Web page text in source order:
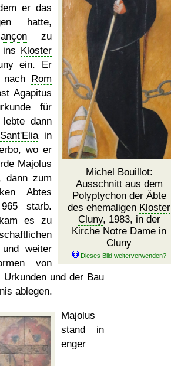
Michel Bouillot:
Ausschnitt aus dem
Polyptychon der Äbte
des ehemaligen Kloster
Cluny, 1983, in der
Kirche Notre Dame in
Cluny
er das
hatte,
zu
Kloster
ein. Er
Rom
Agapitus
für
dann
Sant'Eliain
wo er
Majolus
dann zum
Abtes
starb.
es zu
weiter
von
und der Bau
ablegen.
Majolus
stand in
enger